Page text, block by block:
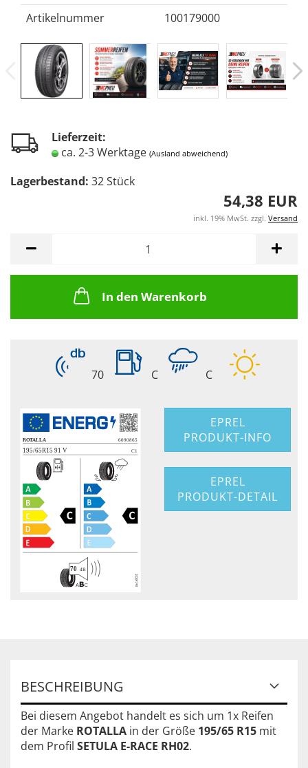
Artikelnummer
100179000
Lieferzeit:
ca. 2-3 Werktage (Ausland abweichend)
Lagerbestand: 32Stück
54,38 EUR
inkl. 19% MwSt. zzgl. Versand
In den Warenkorb
70 C C
EPREL
PRODUKT-INFO
EPREL
PRODUKT-DETAIL
BESCHREIBUNG
Bei diesem Angebot handelt es sich um 1x Reifen
der Marke ROTALLA in der Größe 195/65 R15 mit
dem Profil SETULA E-RACE RH02.